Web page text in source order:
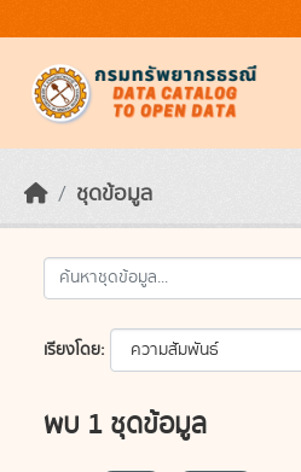
ชุดข้อมูล
เรียงโดย
พบ 1 ชุดข้อมูล